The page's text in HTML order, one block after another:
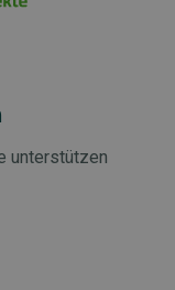
unterstützen